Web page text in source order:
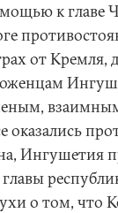
к главе
от Кремля,
оказались
Ингушетия
о том, что